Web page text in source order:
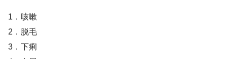
1．咳嗽
2．脱毛
3．下痢